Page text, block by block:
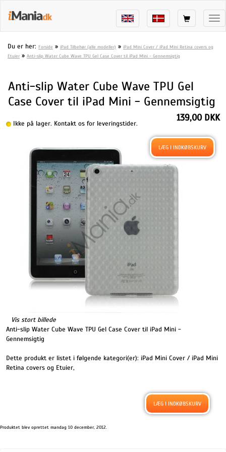
Du er her: Forside » iPad Tilbehør (alle modeller) » iPad Mini Cover / iPad Mini Retina covers og
Etuier » Anti-slip Water Cube Wave TPU Gel Case Cover til iPad Mini - Gennemsigtig
Anti-slip Water Cube Wave TPU Gel
Case Cover til iPad Mini - Gennemsigtig
Ikke på lager. Kontakt os for leveringstider.
Vis stort billede
139,00 DKK
Anti-slip Water Cube Wave TPU Gel Case Cover til iPad Mini -
Gennemsigtig
Dette produkt er listet i følgende kategori(er): iPad Mini Cover / iPad Mini
Retina covers og Etuier,
Produktet blev oprettet mandag 10 december, 2012.